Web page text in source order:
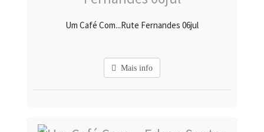
Um Café Com...Rute Fernandes 06jul
Mais info